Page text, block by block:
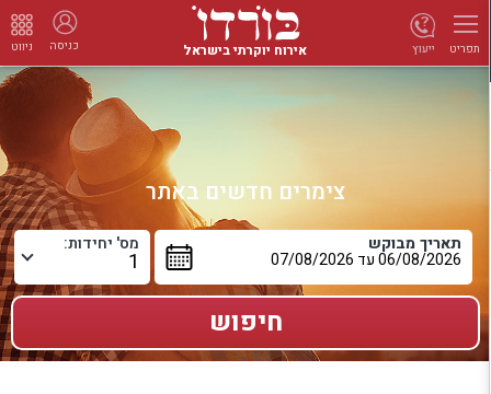
תפריט אירוח יוקרתי בישראל כניסה ניווט ייעוץ
צימרים חדשים באתר
תאריך מבוקש מס' יחידות: